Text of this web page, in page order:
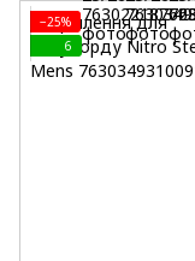
−25%
6